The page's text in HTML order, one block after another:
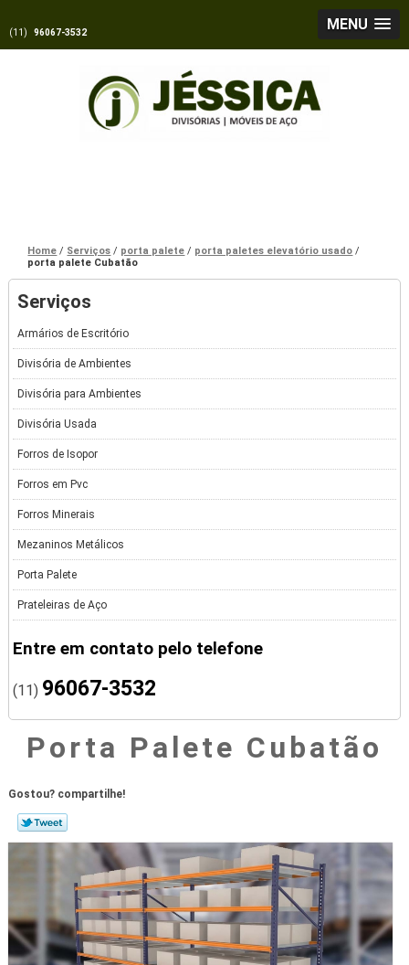
MENU
(11) 96067-3532
Home Serviços porta palete
porta paletes elevatório usado
porta palete Cubatão
Serviços
Armários de Escritório
Divisória de Ambientes
Divisória para Ambientes
Divisória Usada
Forros de Isopor
Forros em Pvc
Forros Minerais
Mezaninos Metálicos
Porta Palete
Prateleiras de Aço
Entre em contato pelo telefone
(11) 96067-3532
Porta Palete Cubatão
Gostou? compartilhe!